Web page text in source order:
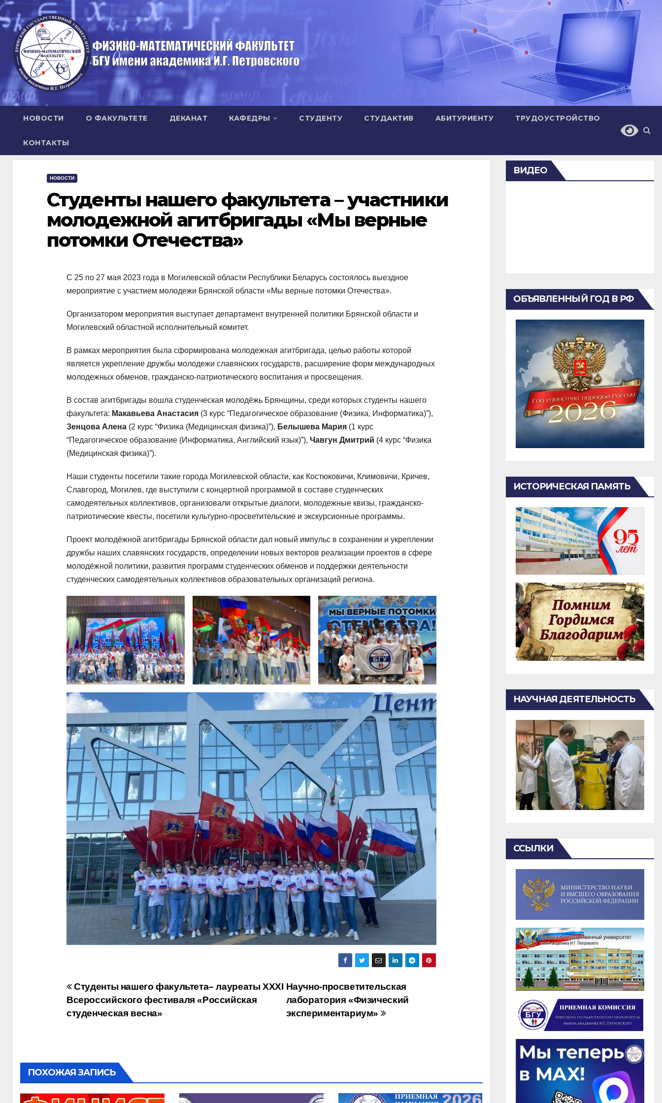
Перейти
к
содержимому
НОВОСТИ О ФАКУЛЬТЕТЕ ДЕКАНАТ КАФЕДРЫ СТУДЕНТУ СТУДАКТИВ АБИТУРИЕНТУ ТРУДОУСТРОЙСТВО
КОНТАКТЫ
НОВОСТИ
Студенты нашего факультета – участники
молодежной агитбригады «Мы верные
потомки Отечества»
С 25 по 27 мая 2023 года в Могилевской области Республики Беларусь состоялось выездное
мероприятие с участием молодежи Брянской области «Мы верные потомки Отечества».
Организатором мероприятия выступает департамент внутренней политики Брянской области и
Могилевский областной исполнительный комитет.
В рамках мероприятия была сформирована молодежная агитбригада, целью работы которой
является укрепление дружбы молодежи славянских государств, расширение форм международных
молодежных обменов, гражданско-патриотического воспитания и просвещения.
В состав агитбригады вошла студенческая молодёжь Брянщины, среди которых студенты нашего
факультета: Макавьева Анастасия (3 курс “Педагогическое образование (Физика, Информатика)”),
Зенцова Алена (2 курс “Физика (Медицинская физика)”), Белышева Мария (1 курс
“Педагогическое образование (Информатика, Английский язык)”), Чавгун Дмитрий (4 курс “Физика
(Медицинская физика)”).
Наши студенты посетили такие города Могилевской области, как Костюковичи, Климовичи, Кричев,
Славгород, Могилев, где выступили с концертной программой в составе студенческих
самодеятельных коллективов, организовали открытые диалоги, молодежные квизы, гражданско-
патриотические квесты, посетили культурно-просветительские и экскурсионные программы.
Проект молодёжной агитбригады Брянской области дал новый импульс в сохранении и укреплении
дружбы наших славянских государств, определении новых векторов реализации проектов в сфере
молодёжной политики, развития программ студенческих обменов и поддержки деятельности
студенческих самодеятельных коллективов образовательных организаций региона.
Навигация
по
Научно-просветительская
лаборатория «Физический
экспериментариум»
Студенты нашего факультета– лауреаты XXXI
Всероссийского фестиваля «Российская
студенческая весна»
ПОХОЖАЯ ЗАПИСЬ
ВИДЕО
ОБЪЯВЛЕННЫЙ ГОД В РФ
ИСТОРИЧЕСКАЯ ПАМЯТЬ
НАУЧНАЯ ДЕЯТЕЛЬНОСТЬ
ССЫЛКИ